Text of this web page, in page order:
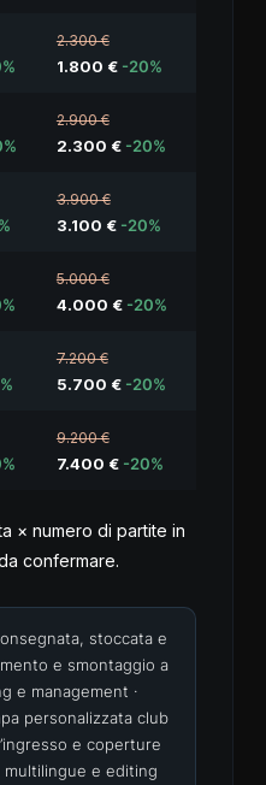
2.300 €
1.800 € -20%
2.900 €
2.300 € -20%
3.900 €
3.100 € -20%
5.000 €
4.000 € -20%
7.200 €
5.700 € -20%
9.200 €
7.400 € -20%
× numero di partite in
confermare.
stoccata e
e smontaggio a
e management ·
personalizzata club
e coperture
multilingue e editing